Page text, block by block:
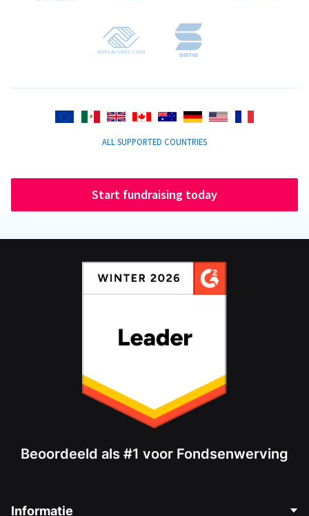
ALL SUPPORTED COUNTRIES
Start fundraising today
Beoordeeld als #1 voor Fondsenwerving
Informatie